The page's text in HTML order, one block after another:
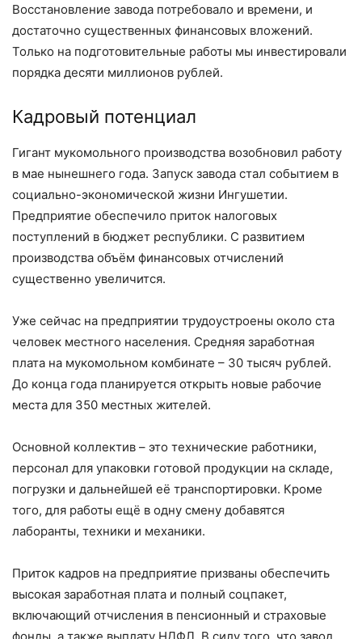
Восстановление завода потребовало и времени, и
достаточно существенных финансовых вложений.
Только на подготовительные работы мы инвестировали
порядка десяти миллионов руб­лей.
Кадровый потенциал
Гигант мукомольного производства возобновил работу
в мае нынешнего года. Запуск завода стал событием в
социально-­экономической жизни Ингушетии.
Предприятие обеспечило приток налоговых
поступлений в бюджет республики. С развитием
производства объём финансовых отчислений
существенно увеличится.
Уже сейчас на предприятии трудо­устрое­­ны около ста
человек местного населения. Средняя заработная
плата на мукомольном комбинате – ​30 тысяч руб­лей.
До конца года планируется открыть новые рабочие
места для 350 местных жителей.
Основной коллектив – ​это технические работники,
персонал для упаковки готовой продукции на складе,
погрузки и дальнейшей её транспортировки. Кроме
того, для работы ещё в одну смену добавятся
лаборанты, техники и механики.
Приток кадров на предприятие призваны обеспечить
высокая заработная плата и полный соцпакет,
включающий отчисления в пенсионный и страховые
фонды, а также выплату НДФЛ. В силу того, что завод